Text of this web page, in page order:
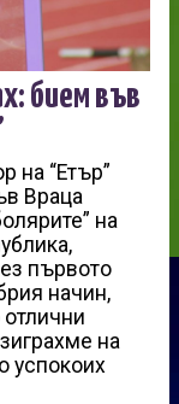
бием във
на “Етър”
Враца
на
първото
начин,
на
успокоих